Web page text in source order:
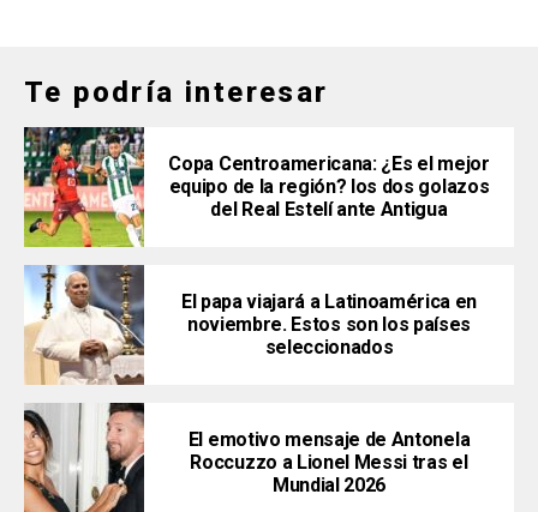
Te podría interesar
Copa Centroamericana: ¿Es el mejor
equipo de la región? los dos golazos
del Real Estelí ante Antigua
El papa viajará a Latinoamérica en
noviembre. Estos son los países
seleccionados
El emotivo mensaje de Antonela
Roccuzzo a Lionel Messi tras el
Mundial 2026